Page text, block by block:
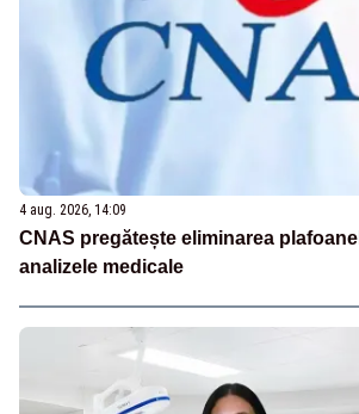
4 aug. 2026, 14:09
CNAS pregătește eliminarea
analizele medicale